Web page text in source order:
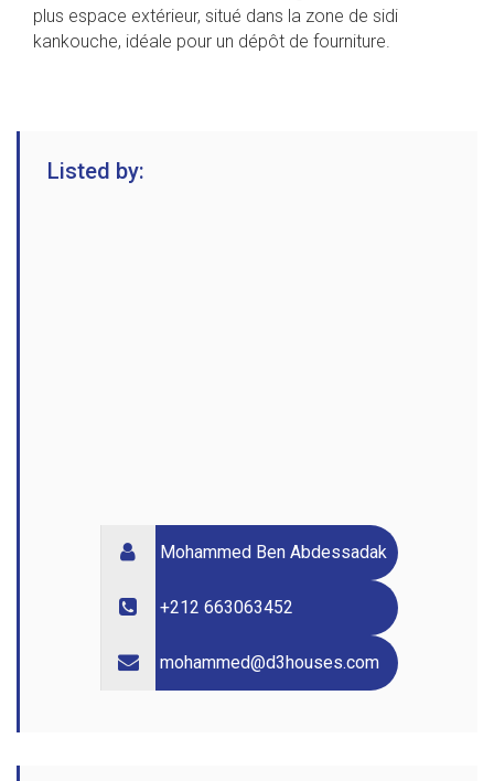
plus espace extérieur, situé dans la zone de sidi
kankouche, idéale pour un dépôt de fourniture.
Listed by:
Mohammed Ben Abdessadak
+212 663063452
mohammed@d3houses.com